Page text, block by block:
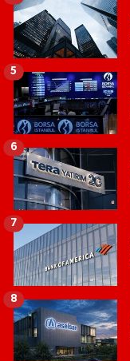
5
6
7
8